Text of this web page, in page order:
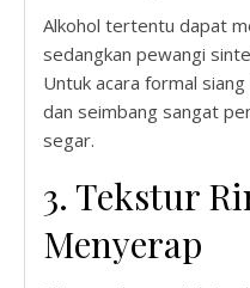
Alkohol tertentu dapat
sedangkan pewangi
Untuk acara formal
dan seimbang sangat
segar.
3. Tekstur
Menyerap